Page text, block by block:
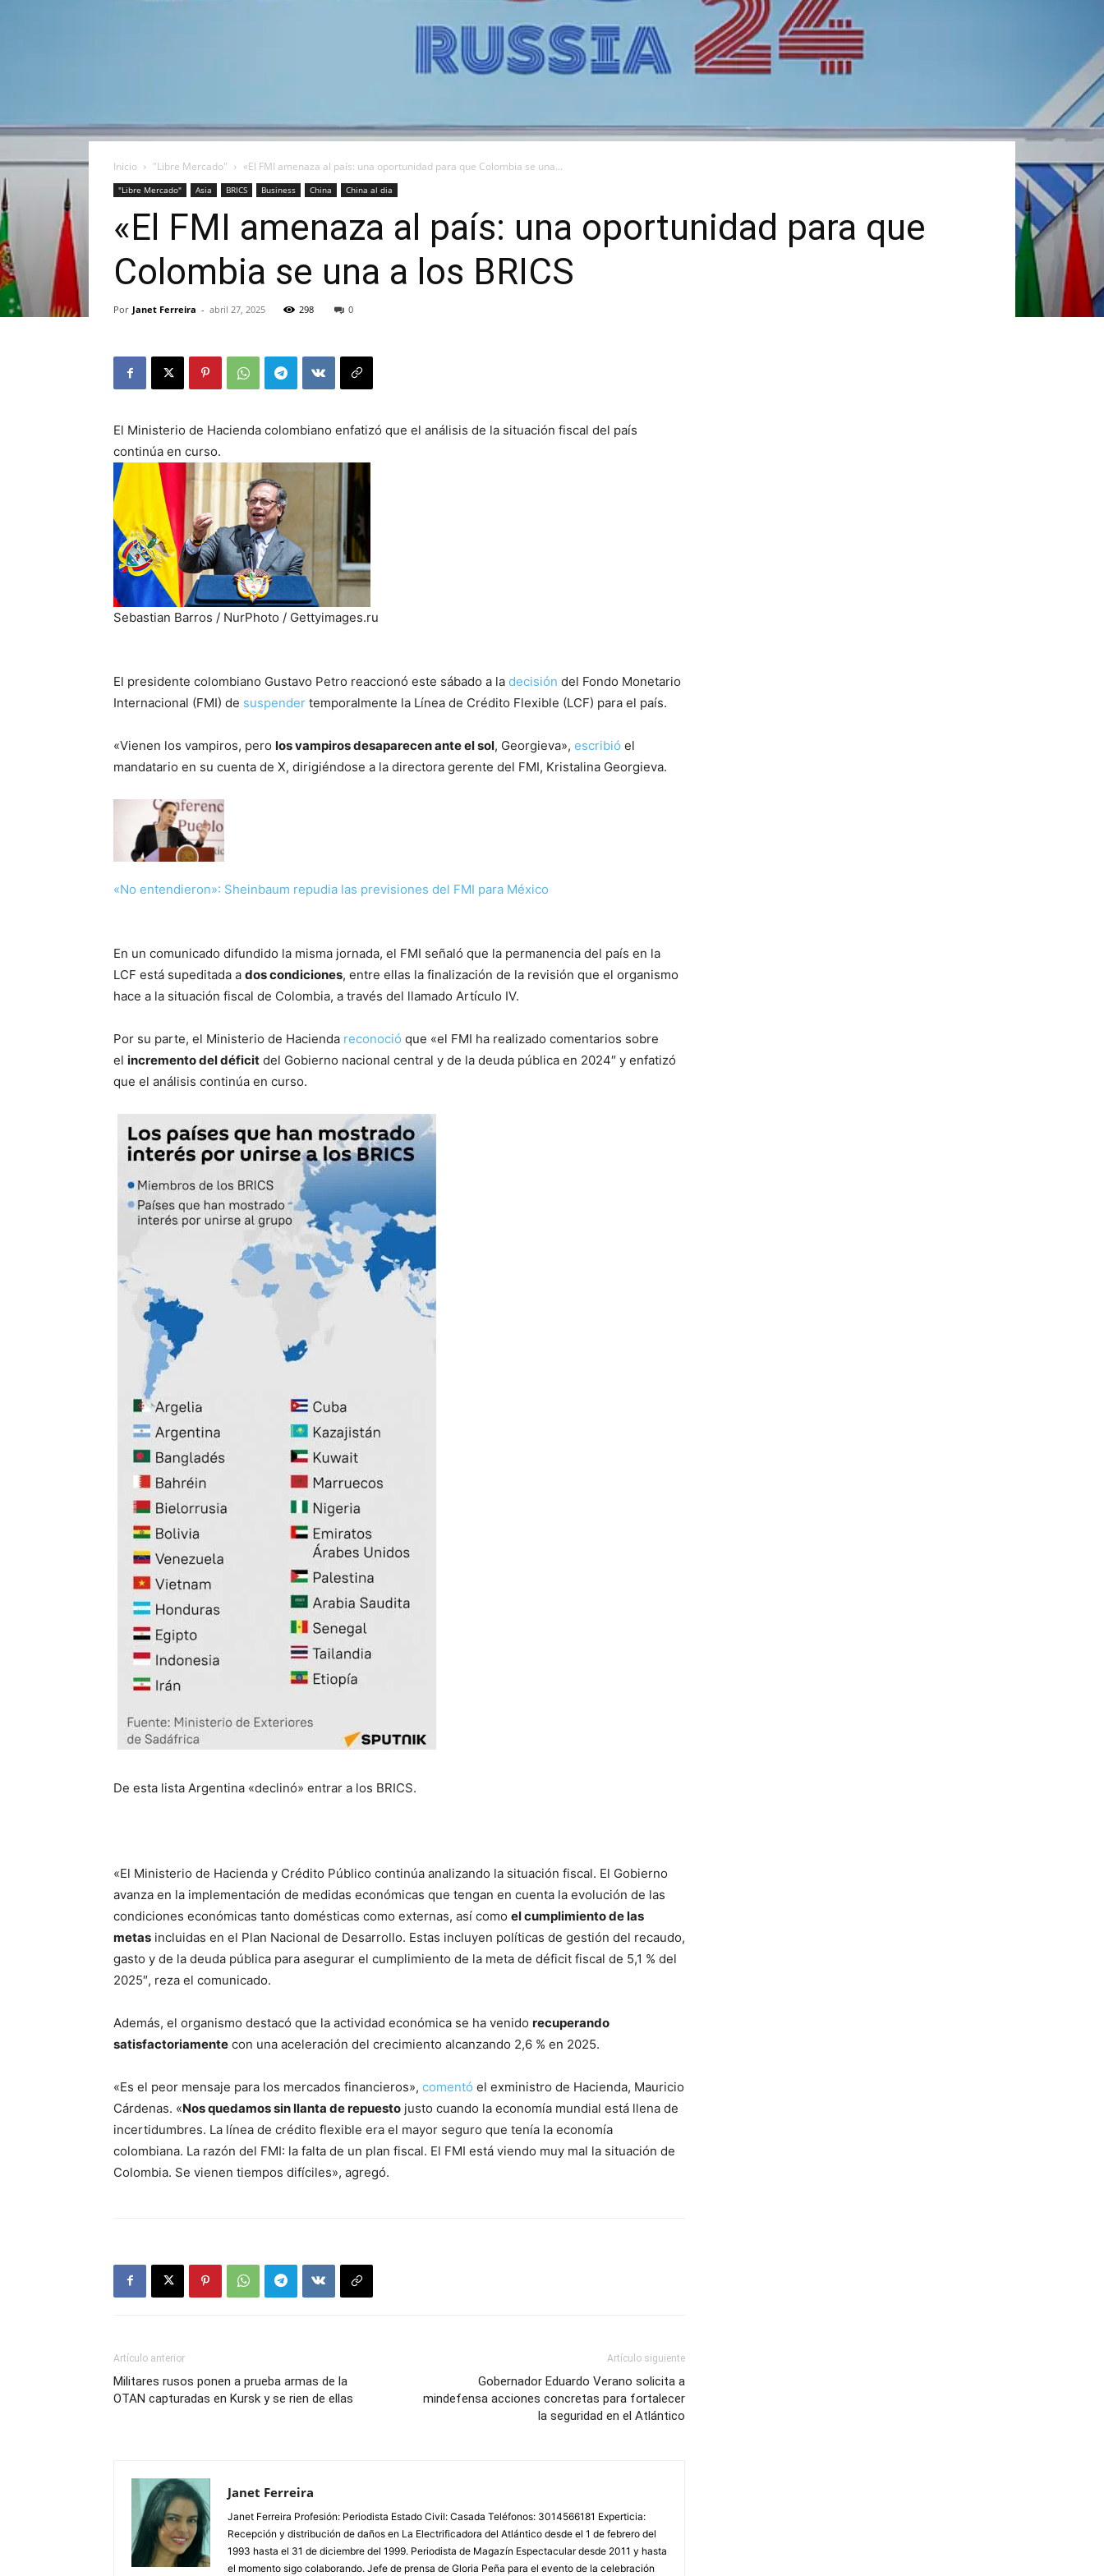
Inicio "Libre Mercado" «El FMI amenaza al país: una oportunidad para que Colombia se una...
"Libre Mercado" Asia BRICS Business China China al dia
«El FMI amenaza al país: una oportunidad para que
Colombia se una a los BRICS
Por Janet Ferreira - abril 27, 2025 298 0
El Ministerio de Hacienda colombiano enfatizó que el análisis de la situación fiscal del país
continúa en curso.
Sebastian Barros / NurPhoto / Gettyimages.ru
El presidente colombiano Gustavo Petro reaccionó este sábado a la decisión del Fondo Monetario
Internacional (FMI) de suspender temporalmente la Línea de Crédito Flexible (LCF) para el país.
«Vienen los vampiros, pero los vampiros desaparecen ante el sol, Georgieva», escribió el
mandatario en su cuenta de X, dirigiéndose a la directora gerente del FMI, Kristalina Georgieva.
«No entendieron»: Sheinbaum repudia las previsiones del FMI para México
En un comunicado difundido la misma jornada, el FMI señaló que la permanencia del país en la
LCF está supeditada a dos condiciones, entre ellas la finalización de la revisión que el organismo
hace a la situación fiscal de Colombia, a través del llamado Artículo IV.
Por su parte, el Ministerio de Hacienda reconoció que «el FMI ha realizado comentarios sobre
el incremento del déficit del Gobierno nacional central y de la deuda pública en 2024″ y enfatizó
que el análisis continúa en curso.
De esta lista Argentina «declinó» entrar a los BRICS.
«El Ministerio de Hacienda y Crédito Público continúa analizando la situación fiscal. El Gobierno
avanza en la implementación de medidas económicas que tengan en cuenta la evolución de las
condiciones económicas tanto domésticas como externas, así como el cumplimiento de las
metas incluidas en el Plan Nacional de Desarrollo. Estas incluyen políticas de gestión del recaudo,
gasto y de la deuda pública para asegurar el cumplimiento de la meta de déficit fiscal de 5,1 % del
2025″, reza el comunicado.
Además, el organismo destacó que la actividad económica se ha venido recuperando
satisfactoriamente con una aceleración del crecimiento alcanzando 2,6 % en 2025.
«Es el peor mensaje para los mercados financieros», comentó el exministro de Hacienda, Mauricio
Cárdenas. «Nos quedamos sin llanta de repuesto justo cuando la economía mundial está llena de
incertidumbres. La línea de crédito flexible era el mayor seguro que tenía la economía
colombiana. La razón del FMI: la falta de un plan fiscal. El FMI está viendo muy mal la situación de
Colombia. Se vienen tiempos difíciles», agregó.
Artículo anterior
Militares rusos ponen a prueba armas de la
OTAN capturadas en Kursk y se rien de ellas
Artículo siguiente
Gobernador Eduardo Verano solicita a
mindefensa acciones concretas para fortalecer
la seguridad en el Atlántico
Janet Ferreira
Janet Ferreira Profesión: Periodista Estado Civil: Casada Teléfonos: 3014566181 Experticia:
Recepción y distribución de daños en La Electrificadora del Atlántico desde el 1 de febrero del
1993 hasta el 31 de diciembre del 1999. Periodista de Magazín Espectacular desde 2011 y hasta
el momento sigo colaborando. Jefe de prensa de Gloria Peña para el evento de la celebración